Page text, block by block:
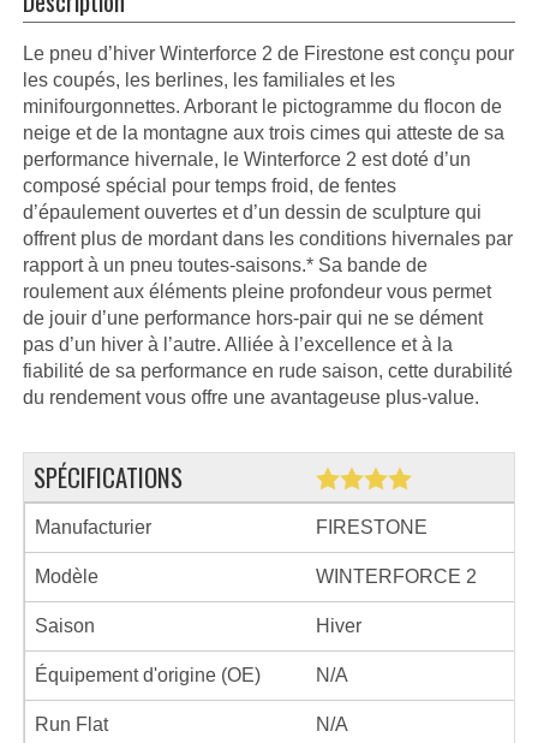
Le pneu d’hiver Winterforce 2 de Firestone est conçu pour
les coupés, les berlines, les familiales et les
minifourgonnettes. Arborant le pictogramme du flocon de
neige et de la montagne aux trois cimes qui atteste de sa
performance hivernale, le Winterforce 2 est doté d’un
composé spécial pour temps froid, de fentes
d’épaulement ouvertes et d’un dessin de sculpture qui
offrent plus de mordant dans les conditions hivernales par
rapport à un pneu toutes-saisons.* Sa bande de
roulement aux éléments pleine profondeur vous permet
de jouir d’une performance hors-pair qui ne se dément
pas d’un hiver à l’autre. Alliée à l’excellence et à la
fiabilité de sa performance en rude saison, cette durabilité
du rendement vous offre une avantageuse plus-value.
SPÉCIFICATIONS
Manufacturier FIRESTONE
Modèle WINTERFORCE 2
Saison Hiver
Équipement d'origine (OE) N/A
Run Flat N/A